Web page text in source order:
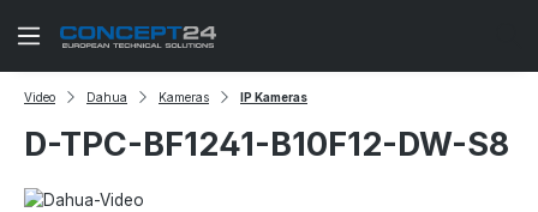
Zum Hauptinhalt springen
Video Dahua Kameras IP Kameras
D-TPC-BF1241-B10F12-DW-S8